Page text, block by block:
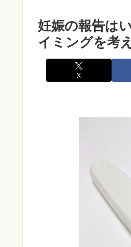
妊娠の報告は
イミングを考
X